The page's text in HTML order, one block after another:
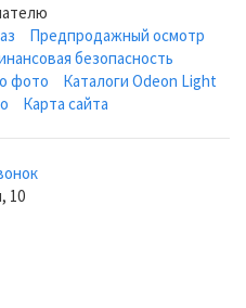
Предпродажный осмотр
безопасность
фото
Каталоги Odeon Light
Карта сайта
10